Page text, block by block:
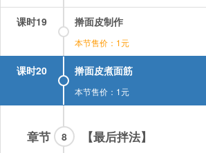
课时19 擀面皮制作
本节售价：1元
课时20 擀面皮煮面筋
本节售价：1元
章节 【最后拌法】
8